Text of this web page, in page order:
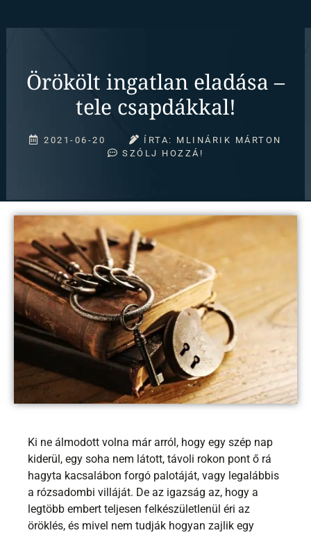
Örökölt ingatlan eladása –
tele csapdákkal!
2021-06-20 ÍRTA: MLINÁRIK MÁRTON
SZÓLJ HOZZÁ!
Ki ne álmodott volna már arról, hogy egy szép nap
kiderül, egy soha nem látott, távoli rokon pont ő rá
hagyta kacsalábon forgó palotáját, vagy legalábbis
a rózsadombi villáját. De az igazság az, hogy a
legtöbb embert teljesen felkészületlenül éri az
öröklés, és mivel nem tudják hogyan zajlik egy